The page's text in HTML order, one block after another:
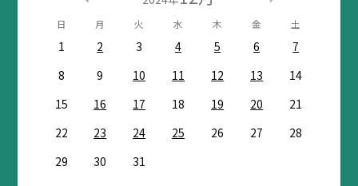
日 月 火 水 木 金 土
1 2 3 4 5 6
7
8
9 10 11 12 13
14
15
16 17 18 19 20
21
22
23 24 25 26 27
28
29
30 31